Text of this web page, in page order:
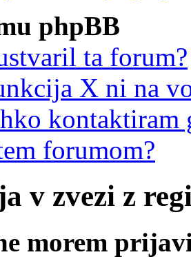
phpBB
ta forum?
X ni na
kontaktiram
forumom?
v zvezi z
morem